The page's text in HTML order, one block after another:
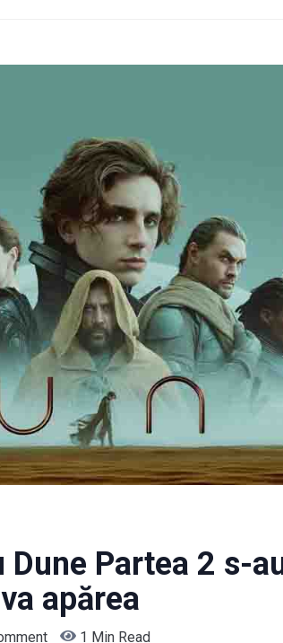
Partea 2 s-
apărea
1 Min Read